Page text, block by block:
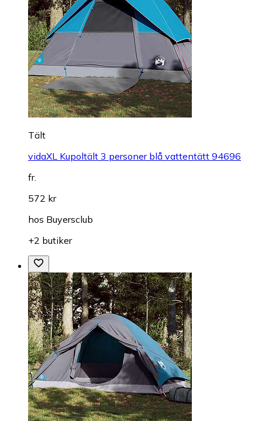
Tält
vidaXL Kupoltält 3 personer blå vattentätt 94696
fr.
572 kr
hos Buyersclub
+2 butiker